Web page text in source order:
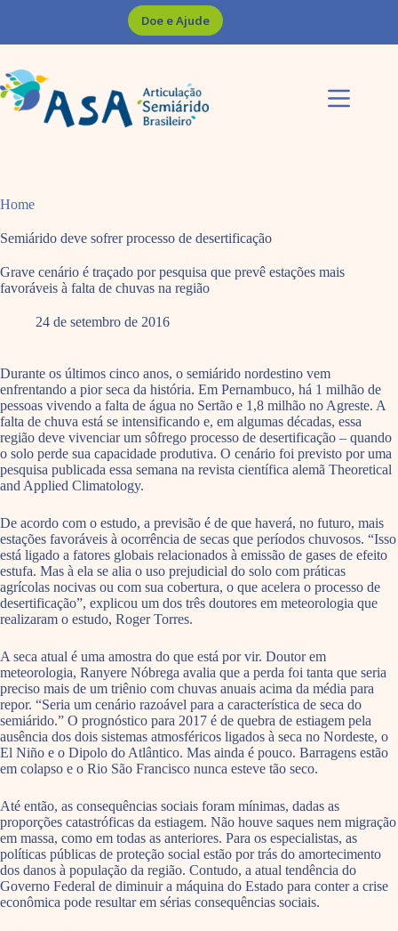
Doe e Ajude
Home
Semiárido deve sofrer processo de desertificação
Grave cenário é traçado por pesquisa que prevê estações mais
favoráveis à falta de chuvas na região
24 de setembro de 2016
Durante os últimos cin­co anos, o semiárido nordestino vem
enfrentando a pior seca da história. Em Pernambuco, há 1 milhão de
pessoas vivendo a falta de água no Sertão e 1,8 milhão no Agreste. A
falta de chuva está se intensificando e, em algumas décadas, essa
região deve vivenciar um sôfrego processo de desertificação – quando
o solo perde sua capacidade produtiva. O cenário foi previsto por uma
pesquisa publicada essa semana na revista científica alemã Theoretical
and Applied Climatology.
De acordo com o estudo, a previsão é de que haverá, no futuro, mais
estações favoráveis à ocorrência de secas que períodos chuvosos. “Isso
está ligado a fatores globais relacionados à emissão de gases de efeito
estufa. Mas à ela se alia o uso prejudicial do solo com práticas
agrícolas nocivas ou com sua cobertura, o que acelera o processo de
desertificação”, explicou um dos três doutores em meteorologia que
realizaram o estudo, Roger Torres.
A seca atual é uma amostra do que está por vir. Doutor em
meteorologia, Ranyere Nóbrega avalia que a perda foi tanta que seria
preciso mais de um triênio com chuvas anuais acima da média para
repor. “Seria um cenário razoável para a característica de seca do
semiárido.” O prognóstico para 2017 é de quebra de estiagem pela
ausência dos dois sistemas atmosféricos ligados à seca no Nordeste, o
El Niño e o Dipolo do Atlântico. Mas ainda é pouco. Barragens estão
em colapso e o Rio São Francisco nunca esteve tão seco.
Até então, as consequências sociais foram mínimas, dadas as
proporções catastróficas da estiagem. Não houve saques nem migração
em massa, como em todas as anteriores. Para os especialistas, as
políticas públicas de proteção social estão por trás do amortecimento
dos danos à população da região. Contudo, a atual tendência do
Governo Federal de diminuir a máquina do Estado para conter a crise
econômica pode resultar em sérias consequências sociais.